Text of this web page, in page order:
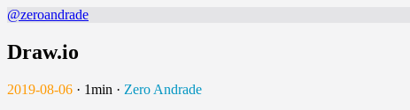
@zeroandrade
Draw.io
2019-08-06 · 1min · Zero Andrade